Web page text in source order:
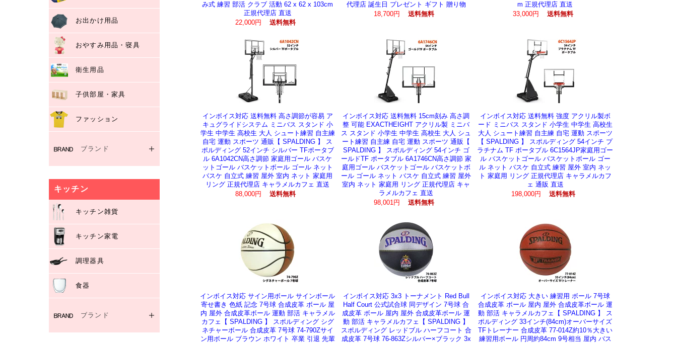
お出かけ用品
おやすみ用品・寝具
衛生用品
子供部屋・家具
ファッション
ブランド
ディズニープリンセス
ハローキティ・サンリオ
ラジオフライヤー/RADIO
FLYER
その他キャラクター
キッチン
キッチン雑貨
キッチン家電
調理器具
食器
ブランド
み式 練習 部活 クラブ 活動 62 x 62 x 103cm
正規代理店 直送
22,000円
送料無料
代理店 誕生日 プレゼント ギフト 贈り物
18,700円
送料無料
m 正規代理店 直送
33,000円
送料無料
インボイス対応 送料無料 高さ調節が容易 ア
キュグライドシステム ミニバス スタンド 小
学生 中学生 高校生 大人 シュート練習 自主練
自宅 運動 スポーツ 通販【 SPALDING 】 ス
ポルディング 52インチ シルバー TFポータブ
ル 6A1042CN高さ調節 家庭用ゴール バスケ
ットゴール バスケットボール ゴール ネット
バスケ 自立式 練習 屋外 室内 ネット 家庭用
リング 正規代理店 キャラメルカフェ 直送
88,000円
送料無料
インボイス対応 送料無料 15cm刻み 高さ調
整 可能 EXACTHEIGHT アクリル製 ミニバ
ス スタンド 小学生 中学生 高校生 大人 シュ
ート練習 自主練 自宅 運動 スポーツ 通販【
SPALDING 】 スポルディング 54インチ ゴ
ールドTF ポータブル 6A1746CN高さ調節 家
庭用ゴール バスケットゴール バスケットボ
ール ゴール ネット バスケ 自立式 練習 屋外
室内 ネット 家庭用 リング 正規代理店 キャ
ラメルカフェ 直送
98,001円
送料無料
インボイス対応 送料無料 強度 アクリル製ボ
ード ミニバス スタンド 小学生 中学生 高校生
大人 シュート練習 自主練 自宅 運動 スポーツ
【 SPALDING 】 スポルディング 54インチ プ
ラチナム TF ポータブル 6C1564JP家庭用ゴー
ル バスケットゴール バスケットボール ゴー
ル ネット バスケ 自立式 練習 屋外 室内 ネッ
ト 家庭用 リング 正規代理店 キャラメルカフ
ェ 通販 直送
198,000円
送料無料
インボイス対応 サイン用ボール サインボール
寄せ書き 色紙 記念 7号球 合成皮革 ボール 屋
内 屋外 合成皮革ボール 運動 部活 キャラメル
カフェ【 SPALDING 】 スポルディング シグ
ネチャーボール 合成皮革 7号球 74-790Zサイ
ン用ボール ブラウン ホワイト 卒業 引退 先輩
インボイス対応 3x3 トーナメント Red Bull
Half Court 公式試合球 同デザイン 7号球 合
成皮革 ボール 屋内 屋外 合成皮革ボール 運
動 部活 キャラメルカフェ【 SPALDING 】
スポルディング レッドブル ハーフコート 合
成皮革 7号球 76-863Zシルバー×ブラック 3x
インボイス対応 大きい 練習用 ボール 7号球
合成皮革 ボール 屋内 屋外 合成皮革ボール 運
動 部活 キャラメルカフェ【 SPALDING 】 ス
ポルディング 33インチ(84cm)オーバーサイズ
TFトレーナー 合成皮革 77-014Z約10％大きい
練習用ボール 円周約84cm 9号相当 屋内 バス